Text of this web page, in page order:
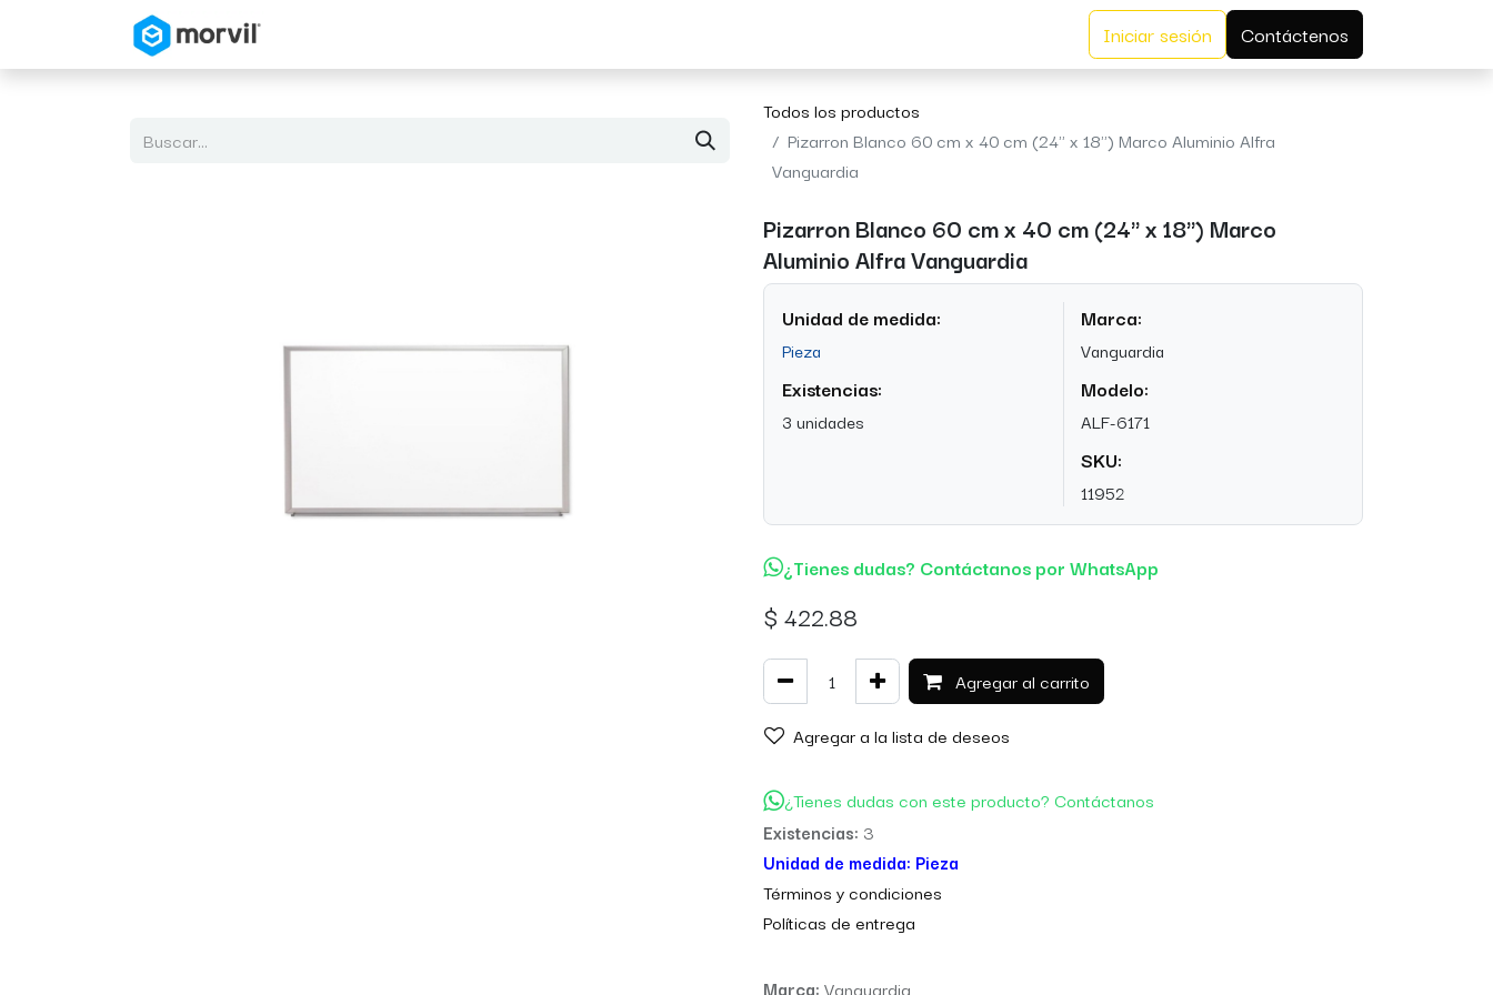
Iniciar sesión Contáctenos
Todos los productos
Pizarron Blanco 60 cm x 40 cm (24" x 18") Marco Aluminio Alfra
Vanguardia
Pizarron Blanco 60 cm x 40 cm (24" x 18") Marco
Aluminio Alfra Vanguardia
Unidad de medida:
Pieza
Existencias:
3 unidades
Marca:
Vanguardia
Modelo:
ALF-6171
SKU:
11952
¿Tienes dudas? Contáctanos por WhatsApp
$ 422.88
Agregar al carrito
Agregar a la lista de deseos
¿Tienes dudas con este producto? Contáctanos
Existencias: 3
Unidad de medida: Pieza
Términos y condiciones
Políticas de entrega
Marca: Vanguardia